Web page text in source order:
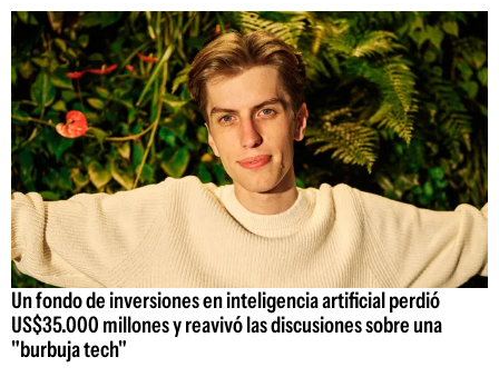
Un fondo de inversiones en inteligencia artificial perdió
US$35.000 millones y reavivó las discusiones sobre una
"burbuja tech"